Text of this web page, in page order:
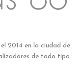
2014 en la ciudad de
de todo tipo